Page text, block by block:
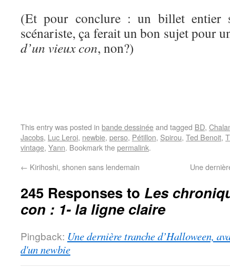
(Et pour conclure : un billet
scénariste, ça ferait un bon sujet pour
d’un vieux con, non?)
This entry was posted in bande dessinéeand tagged BD,
Jacobs, Luc Leroi, newbie, perso, Pétillon, Spirou, Ted Benoit,
vintage, Yann. Bookmark thepermalink.
← Kirihoshi, shonen sans lendemain Une
245 Responses to Les
con : 1- la ligne claire
Pingback: Une dernière tranche d’Halloween,
d'un newbie